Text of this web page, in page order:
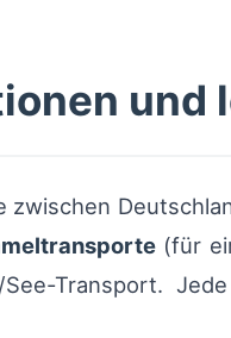
und
zwischen
(für
Transport.